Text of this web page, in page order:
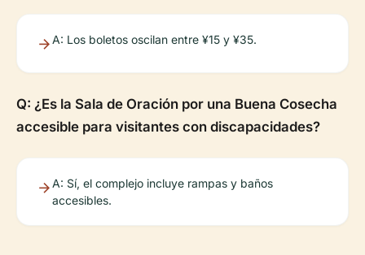
A: Los boletos oscilan entre ¥15 y ¥35.
Q: ¿Es la Sala de Oración por una Buena Cosecha
accesible para visitantes con discapacidades?
A: Sí, el complejo incluye rampas y baños
accesibles.